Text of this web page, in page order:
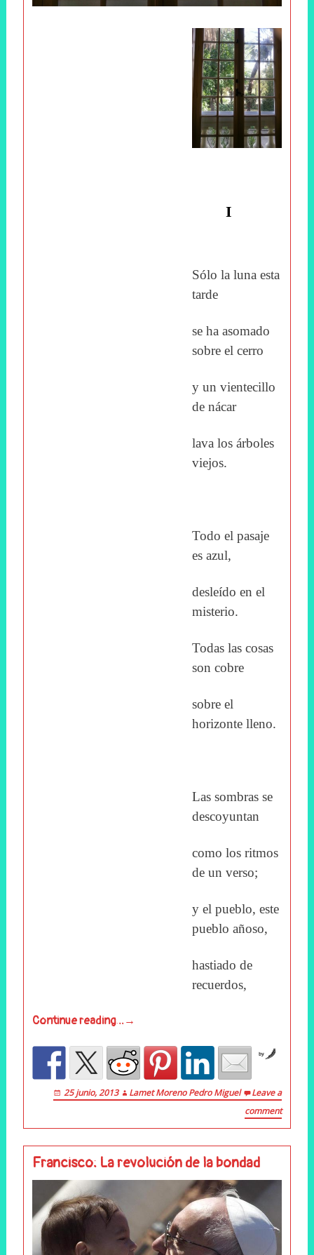
I
Sólo la luna esta
tarde
se ha asomado
sobre el cerro
y un vientecillo
de nácar
lava los árboles
viejos.
Todo el pasaje
es azul,
desleído en el
misterio.
Todas las cosas
son cobre
sobre el
horizonte lleno.
Las sombras se
descoyuntan
como los ritmos
de un verso;
y el pueblo, este
pueblo añoso,
hastiado de
recuerdos,
Continue reading…→
by
25 junio, 2013 Lamet Moreno Pedro Miguel
Leave a
comment
Francisco: La revolución de la bondad